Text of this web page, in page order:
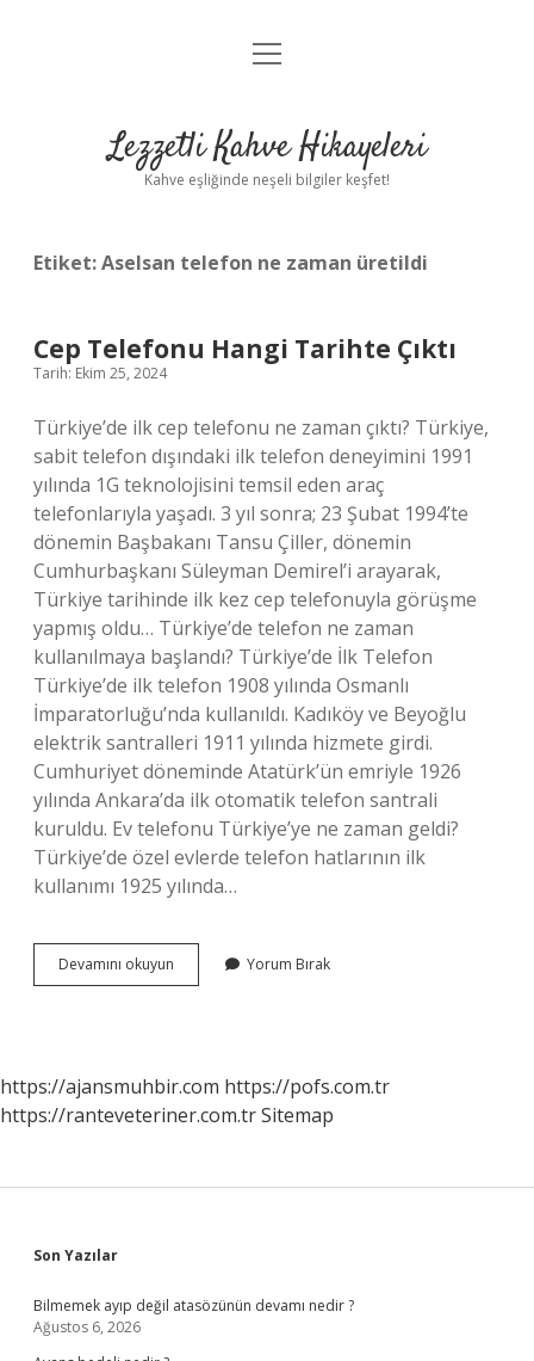
Anasayfa
Yasal Uyarı
menüyü
Lezzetli Kahve Hikayeleri
Kahve eşliğinde neşeli bilgiler keşfet!
Etiket:Aselsan telefon ne zaman üretildi
Cep Telefonu Hangi Tarihte Çıktı
Tarih: Ekim 25, 2024
Türkiye’de ilk cep telefonu ne zaman çıktı? Türkiye,
sabit telefon dışındaki ilk telefon deneyimini 1991
yılında 1G teknolojisini temsil eden araç
telefonlarıyla yaşadı. 3 yıl sonra; 23 Şubat 1994’te
dönemin Başbakanı Tansu Çiller, dönemin
Cumhurbaşkanı Süleyman Demirel’i arayarak,
Türkiye tarihinde ilk kez cep telefonuyla görüşme
yapmış oldu… Türkiye’de telefon ne zaman
kullanılmaya başlandı? Türkiye’de İlk Telefon
Türkiye’de ilk telefon 1908 yılında Osmanlı
İmparatorluğu’nda kullanıldı. Kadıköy ve Beyoğlu
elektrik santralleri 1911 yılında hizmete girdi.
Cumhuriyet döneminde Atatürk’ün emriyle 1926
yılında Ankara’da ilk otomatik telefon santrali
kuruldu. Ev telefonu Türkiye’ye ne zaman geldi?
Türkiye’de özel evlerde telefon hatlarının ilk
kullanımı 1925 yılında…
Devamını okuyun
Telefonu
Yorum Bırak
https://ajansmuhbir.com https://pofs.com.tr
https://ranteveteriner.com.trSitemap
Sidebar
Son Yazılar
Bilmemek ayıp değil atasözünün devamı nedir ?
Ağustos 6, 2026